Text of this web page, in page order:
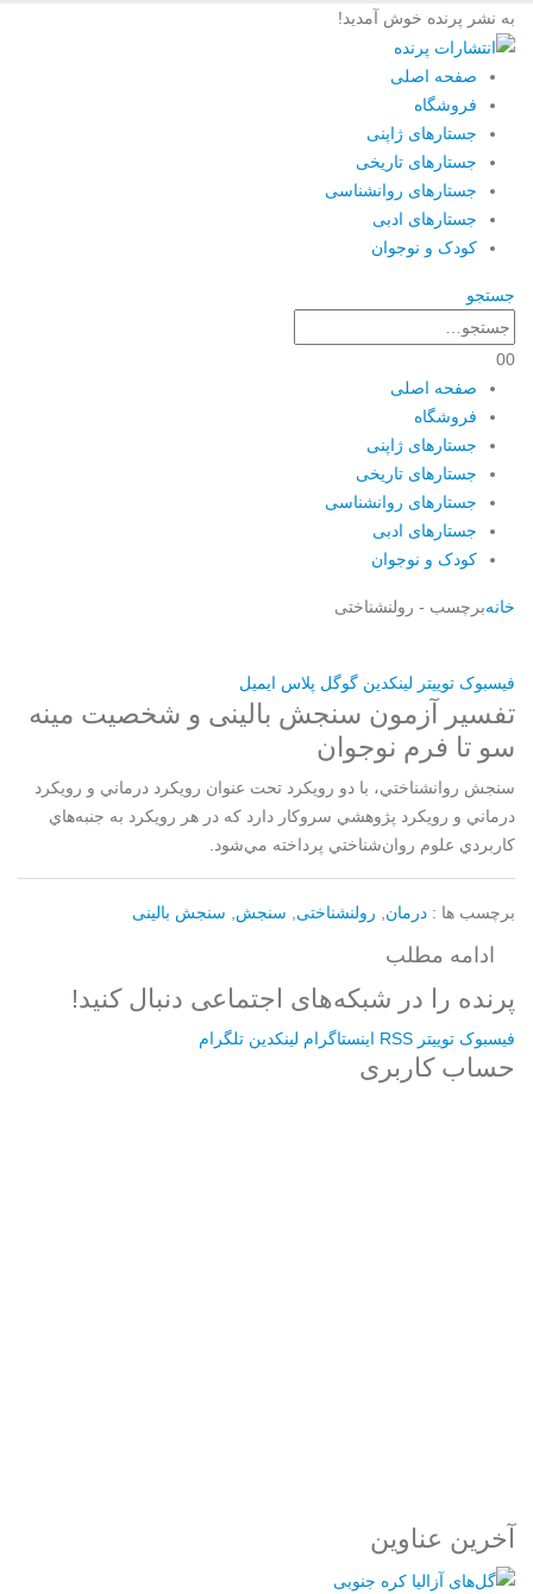
به نشر پرنده خوش آمدید!
صفحه اصلی
فروشگاه
جستارهای ژاپنی
جستارهای تاریخی
جستارهای روانشناسی
جستارهای ادبی
کودک و نوجوان
جستجو
00
صفحه اصلی
فروشگاه
جستارهای ژاپنی
جستارهای تاریخی
جستارهای روانشناسی
جستارهای ادبی
کودک و نوجوان
خانهبرچسب - رولنشناختی
فیسبوک توییتر لینکدین گوگل پلاس ایمیل
تفسیر آزمون سنجش بالینی و شخصیت مینه
سو تا فرم نوجوان
سنجش روانشناختي، با دو رويکرد تحت عنوان رويکرد درماني و رويکرد
درماني و رويکرد پژوهشي سروکار دارد که در هر رويکرد به جنبه‌هاي
کاربردي علوم روان‌شناختي پرداخته مي‌شود.
برچسب ها : درمان, رولنشناختی, سنجش, سنجش بالینی
ادامه مطلب
پرنده را در شبکه‌های اجتماعی دنبال کنید!
فیسبوک توییتر RSS اینستاگرام لینکدین تلگرام
حساب کاربری
آخرین عناوین